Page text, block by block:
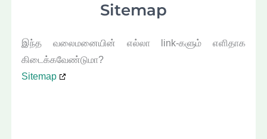
Sitemap
இந்த வலைமனையின் எல்லா link-களும் எளிதாக
கிடைக்கவேண்டுமா?
Sitemap